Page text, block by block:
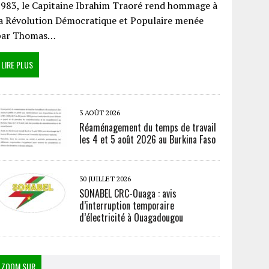
le Capitaine Ibrahim Traoré rend hommage à
Révolution Démocratique et Populaire menée
Thomas…
LIRE PLUS
3 AOÛT 2026
Réaménagement du temps de travail
les 4 et 5 août 2026 au Burkina Faso
30 JUILLET 2026
SONABEL CRC-Ouaga : avis
d’interruption temporaire
d’électricité à Ouagadougou
ZOOM SUR